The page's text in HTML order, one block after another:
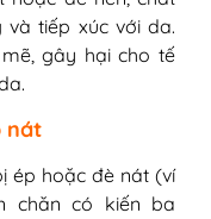
tiếp xúc với da.
gây hại cho tế
nát
ép hoặc đè nát (ví
chăn có kiến ba